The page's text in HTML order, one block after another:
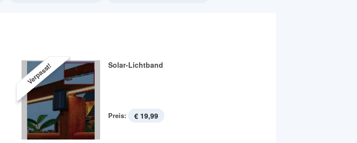
Verpasst! Solar-Lichtband
Preis: € 19,99